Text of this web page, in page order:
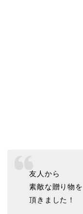
友人から
素敵な贈り物を
頂きました！